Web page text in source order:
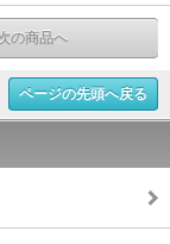
の商品へ
ページの先頭へ戻る